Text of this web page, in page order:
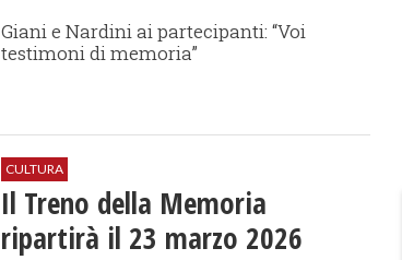
Giani e Nardini ai partecipanti: “Voi
testimoni di memoria”
CULTURA
Il Treno della Memoria
ripartirà il 23 marzo 2026